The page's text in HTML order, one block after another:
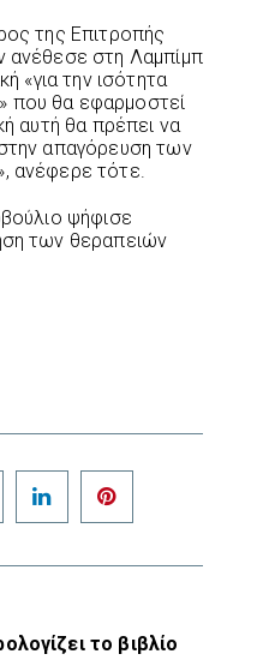
της Επιτροπής
ανέθεσε στη Λαμπίμπ
«για την ισότητα
θα εφαρμοστεί
αυτή θα πρέπει να
απαγόρευση των
ανέφερε τότε.
ψήφισε
των θεραπειών
Twitter LinkedIn
το βιβλίο